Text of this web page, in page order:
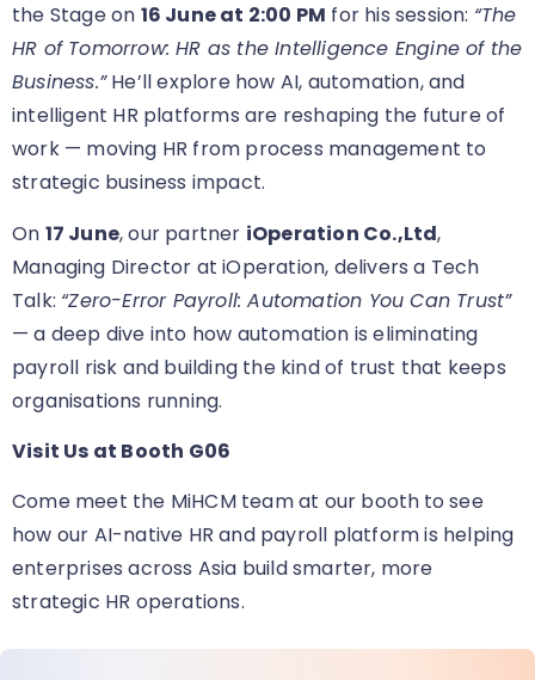
the Stage on 16 June at 2:00 PM for his session: “The
HR of Tomorrow: HR as the Intelligence Engine of the
Business.”He’ll explore how AI, automation, and
intelligent HR platforms are reshaping the future of
work — moving HR from process management to
strategic business impact.
On 17 June, our partner iOperation Co.,Ltd,
Managing Director at iOperation, delivers a Tech
Talk: “Zero-Error Payroll: Automation You Can Trust”
— a deep dive into how automation is eliminating
payroll risk and building the kind of trust that keeps
organisations running.
Visit Us at Booth G06
Come meet the MiHCM team at our booth to see
how our AI-native HR and payroll platform is helping
enterprises across Asia build smarter, more
strategic HR operations.